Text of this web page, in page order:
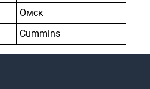
Омск
Cummins